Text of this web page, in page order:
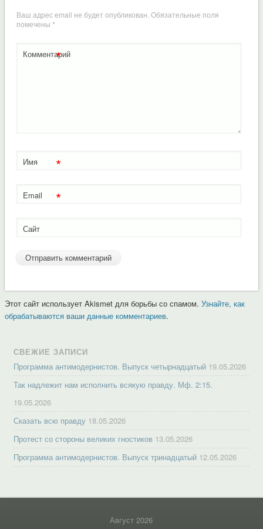
Ваш адрес email не будет опубликован. Обязательные поля
помечены *
Комментарий
*
Имя *
Email *
Сайт
Этот сайт использует Akismet для борьбы со спамом. Узнайте, как
обрабатываются ваши данные комментариев.
СВЕЖИЕ ЗАПИСИ
Программа антимодернистов. Выпуск четырнадцатый 19.05.2026
Так надлежит нам исполнить всякую правду. Мф. 2:15.
19.05.2026
Сказать всю правду 18.05.2026
Протест со стороны великих гностиков 13.05.2026
Программа антимодернистов. Выпуск тринадцатый 12.05.2026
Август 2026